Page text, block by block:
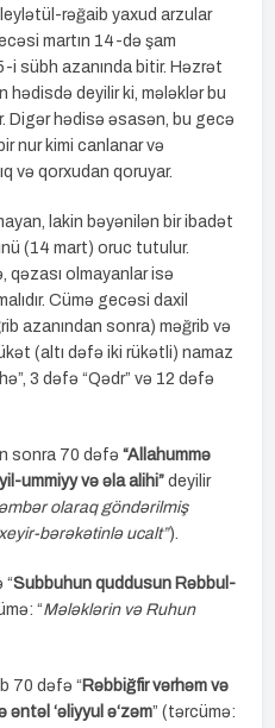
rəğaib yaxud arzular
martın 14-də şam
i sübh azanında bitir. Həzrət
hədisdə deyilir ki, mələklər bu
Digər hədisə əsasən, bu gecə
nur kimi canlanar və
və qorxudan qoruyar.
lakin bəyənilən bir ibadət
(14 mart) oruc tutulur.
qəzası olmayanlar isə
Cümə gecəsi daxil
azanından sonra) məğrib və
(altı dəfə iki rükətli) namaz
3 dəfə “Qədr” və 12 dəfə
sonra 70 dəfə“Allahummə
ummiyy və əla alihi” deyilir
olaraq göndərilmiş
bərəkətinlə ucalt”).
“Subbuhun quddusun Rəbbul-
“Mələklərin və Ruhun
70 dəfə “ Rəbbiğfir vərhəm və
əntəl ‘əliyyul ə‘zəm” (tərcümə: